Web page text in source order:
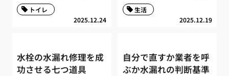
2025.12.24
トイレ
2025.12.19
生活
水栓の水漏れ修理を成
功させる七つ道具
自分で直すか業者を呼
ぶか水漏れの判断基準